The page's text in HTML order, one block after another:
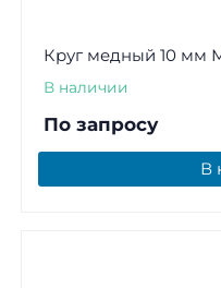
Круг медный 10 мм
В наличии
По запросу
В